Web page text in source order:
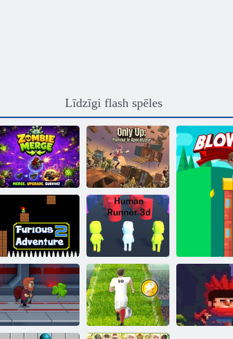
Līdzīgi flash spēles
Zombiju
sapludināšana
Tikai uz augšu:
Parkour In
Apocalypse
Nikns
piedzīvojums 2
Cilvēka skrējējs
3D